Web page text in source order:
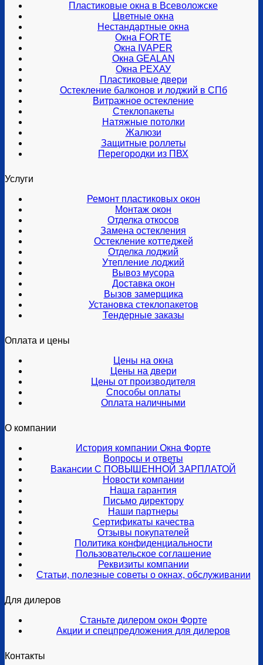
Пластиковые окна в Всеволожске
Цветные окна
Нестандартные окна
Окна FORTE
Окна IVAPER
Окна GEALAN
Окна РЕХАУ
Пластиковые двери
Остекление балконов и лоджий в СПб
Витражное остекление
Стеклопакеты
Натяжные потолки
Жалюзи
Защитные роллеты
Перегородки из ПВХ
Услуги
Ремонт пластиковых окон
Монтаж окон
Отделка откосов
Замена остекления
Остекление коттеджей
Отделка лоджий
Утепление лоджий
Вывоз мусора
Доставка окон
Вызов замерщика
Установка стеклопакетов
Тендерные заказы
Оплата и цены
Цены на окна
Цены на двери
Цены от производителя
Способы оплаты
Оплата наличными
О компании
История компании Окна Форте
Вопросы и ответы
Вакансии С ПОВЫШЕННОЙ ЗАРПЛАТОЙ
Новости компании
Наша гарантия
Письмо директору
Наши партнеры
Сертификаты качества
Отзывы покупателей
Политика конфиденциальности
Пользовательское соглашение
Реквизиты компании
Статьи, полезные советы о окнах, обслуживании
Для дилеров
Станьте дилером окон Форте
Акции и спецпредложения для дилеров
Контакты